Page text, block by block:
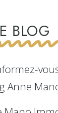
BLOG
Anne